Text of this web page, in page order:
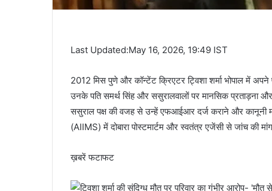
Last Updated:May 16, 2026, 19:49 IST
2012 मिस पुणे और कॉन्टेंट क्रिएटर ट्विशा शर्मा भोपाल में
उनके पति समर्थ सिंह और ससुरालवालों पर मानसिक प्रताड़ना
ससुराल पक्ष की वजह से उन्हें एफआईआर दर्ज कराने और कानूनी
(AIIMS) में दोबारा पोस्टमार्टम और स्वतंत्र एजेंसी से जांच की
ख़बरें फटाफट